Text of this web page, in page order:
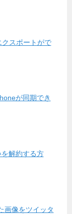
スポートがで
が同期でき
解約する方
画像をツイッタ